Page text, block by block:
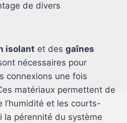
de divers
isolant et des gaînes
nécessaires pour
connexions une fois
matériaux permettent de
l’humidité et les courts-
la pérennité du système